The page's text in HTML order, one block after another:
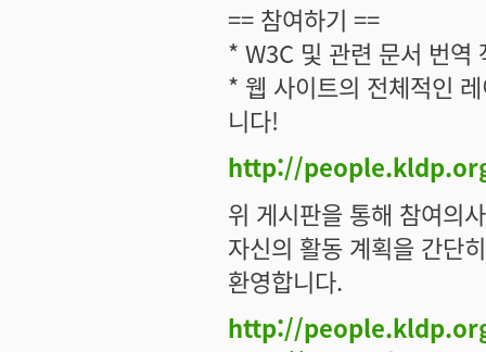
== 참여하기 ==
* W3C 및 관련 문서 번역
* 웹 사이트의 전체적인
니다!
http://
위 게시판을 통해 참여의
자신의 활동 계획을 간단
환영합니다.
http://